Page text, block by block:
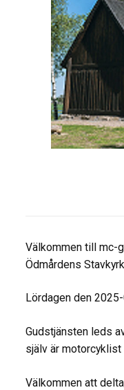
Välkommen till mc-
Ödmårdens
Lördagen den
Gudstjänsten leds
själv är motorcyklist
Välkommen att